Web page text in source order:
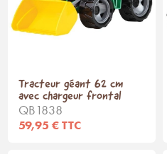
Tracteur géant 62 cm
avec chargeur frontal
QB1838
59,95 € TTC